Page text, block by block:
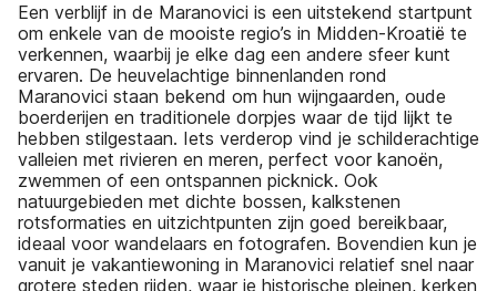
Een verblijf in de Maranovici is een uitstekend startpunt
om enkele van de mooiste regio’s in Midden-Kroatië te
verkennen, waarbij je elke dag een andere sfeer kunt
ervaren. De heuvelachtige binnenlanden rond
Maranovici staan bekend om hun wijngaarden, oude
boerderijen en traditionele dorpjes waar de tijd lijkt te
hebben stilgestaan. Iets verderop vind je schilderachtige
valleien met rivieren en meren, perfect voor kanoën,
zwemmen of een ontspannen picknick. Ook
natuurgebieden met dichte bossen, kalkstenen
rotsformaties en uitzichtpunten zijn goed bereikbaar,
ideaal voor wandelaars en fotografen. Bovendien kun je
vanuit je vakantiewoning in Maranovici relatief snel naar
grotere steden rijden, waar je historische pleinen, kerken